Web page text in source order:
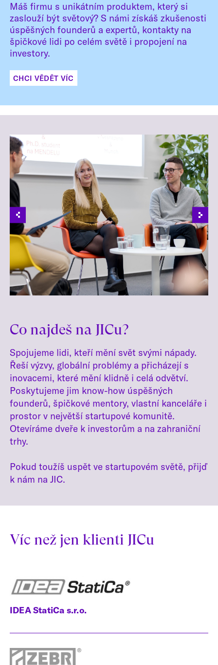
Máš firmu s unikátním produktem, který si
zaslouží být světový? S námi získáš zkušenosti
úspěšných founderů a expertů, kontakty na
špičkové lidi po celém světě i propojení na
investory.
CHCI VĚDĚT VÍC
Co najdeš na JICu?
Spojujeme lidi, kteří mění svět svými nápady.
Řeší výzvy, globální problémy a přicházejí s
inovacemi, které mění klidně i celá odvětví.
Poskytujeme jim know-how úspěšných
founderů, špičkové mentory, vlastní kanceláře i
prostor v největší startupové komunitě.
Otevíráme dveře k investorům a na zahraniční
trhy.
Pokud toužíš uspět ve startupovém světě, přijď
k nám na JIC.
Víc než jen klienti JICu
IDEA StatiCa s.r.o.